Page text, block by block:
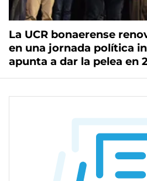
La UCR bonaerense
en una jornada política
apunta a dar la pelea en